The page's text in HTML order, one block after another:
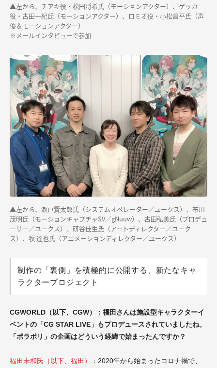
▲左から、チアキ役・松田将希氏（モーションアクター）、ゲッカ
役・古田一紀氏（モーションアクター）、ロミオ役・小松昌平氏（声
優＆モーションアクター）
※メールインタビューで参加
▲左から、 瀬戸賢太郎氏（システムオペレーター／ユークス）、布川
茂明氏（モーションキャプチャSV／gNuuw）、古田弘美氏（プロデュ
ーサー／ユークス）、研谷佳生氏（アートディレクター／ユーク
ス）、牧 達也氏（アニメーションディレクター／ユークス）
制作の「裏側」を積極的に公開する、新たなキャ
ラクタープロジェクト
CGWORLD（以下、CGW）：福田さんは施設型キャラクターイ
ベントの「CG STAR LIVE」もプロデュースされていましたね。
「ポラポリ」の企画はどういう経緯で始まったんですか？
福田未和氏（以下、福田）
：2020年から始まったコロナ禍で、